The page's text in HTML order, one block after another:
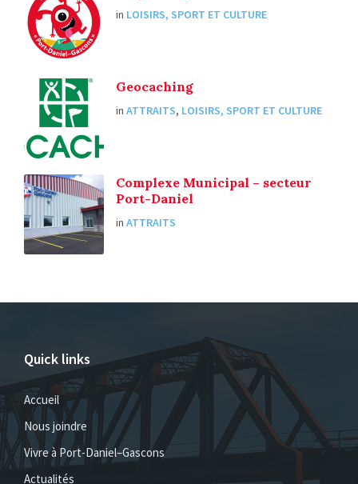
in LOISIRS, SPORT ET CULTURE
Geocaching
in ATTRAITS, LOISIRS, SPORT ET CULTURE
Complexe Municipal – secteur
Port-Daniel
in ATTRAITS
Quick links
Accueil
Nous joindre
Vivre à Port-Daniel–Gascons
Actualités